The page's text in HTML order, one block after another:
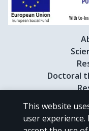
Doctoral
This website
user